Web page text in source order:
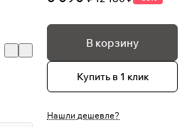
В корзину
Купить в 1 клик
Нашли дешевле?